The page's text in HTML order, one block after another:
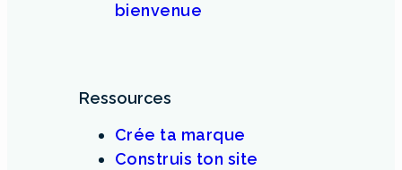
bienvenue
Ressources
Crée ta marque
Construis ton site